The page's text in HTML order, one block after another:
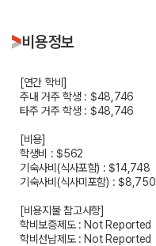
비용정보
[연간 학비]
주내 거주 학생 : $48,746
타주 거주 학생 : $48,746
[비용]
학생비 : $562
기숙사비(식사포함) : $14,748
기숙사비(식사미포함) : $8,750
[비용지불 참고사항]
학비보증제도 : Not Reported
학비선납제도 : Not Reported